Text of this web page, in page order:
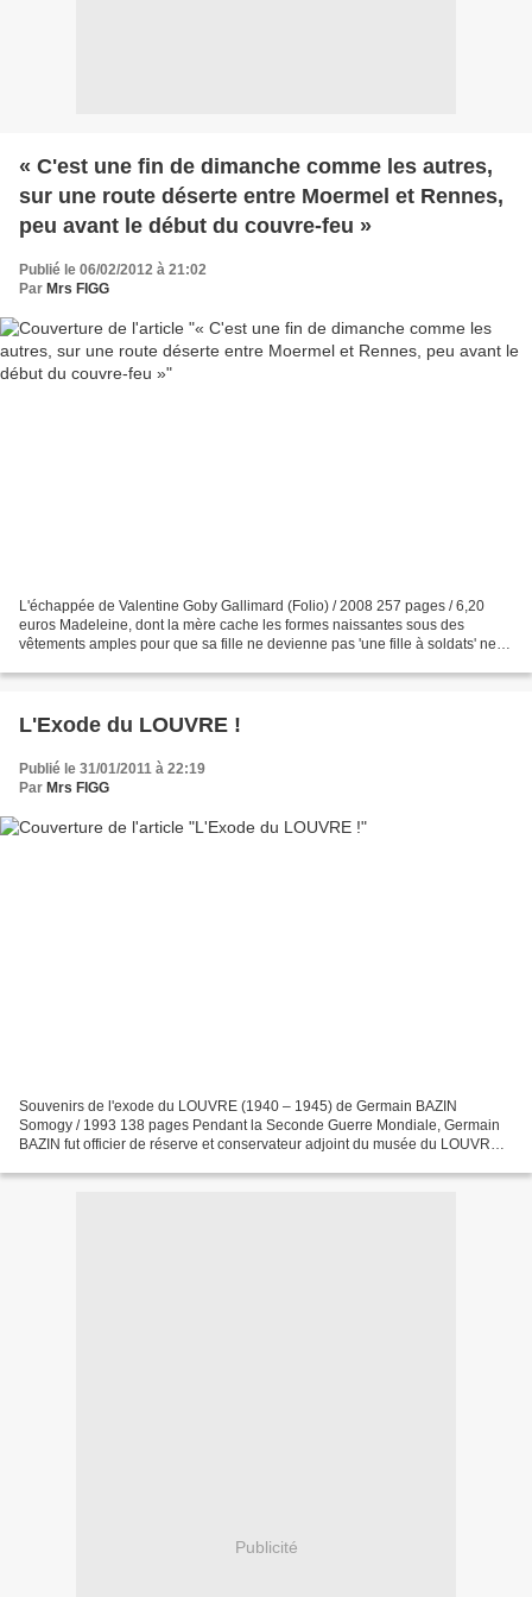
« C'est une fin de dimanche comme les autres,
sur une route déserte entre Moermel et Rennes,
peu avant le début du couvre-feu »
Publié le 06/02/2012 à 21:02
Par Mrs FIGG
L'échappée de Valentine Goby Gallimard (Folio) / 2008 257 pages / 6,20
euros Madeleine, dont la mère cache les formes naissantes sous des
vêtements amples pour que sa fille ne devienne pas 'une fille à soldats' ne
L'Exode du LOUVRE !
Publié le 31/01/2011 à 22:19
Par Mrs FIGG
Souvenirs de l'exode du LOUVRE (1940 – 1945) de Germain BAZIN
Somogy / 1993 138 pages Pendant la Seconde Guerre Mondiale, Germain
BAZIN fut officier de réserve et conservateur adjoint du musée du LOUVRE.
Publicité